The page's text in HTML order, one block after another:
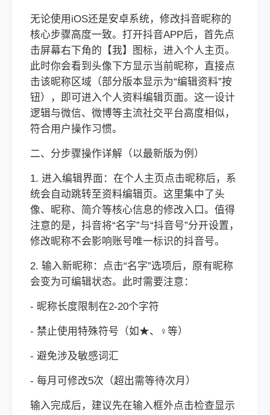
无论使用iOS还是安卓系统，修改抖音昵称的
核心步骤高度一致。打开抖音APP后，首先点
击屏幕右下角的【我】图标，进入个人主页。
此时你会看到头像下方显示当前昵称，直接点
击该昵称区域（部分版本显示为“编辑资料”按
钮），即可进入个人资料编辑页面。这一设计
逻辑与微信、微博等主流社交平台高度相似，
符合用户操作习惯。
二、分步骤操作详解（以最新版为例）
1. 进入编辑界面：在个人主页点击昵称后，系
统会自动跳转至资料编辑页。这里集中了头
像、昵称、简介等核心信息的修改入口。值得
注意的是，抖音将“名字”与“抖音号”分开设置，
修改昵称不会影响账号唯一标识的抖音号。
2. 输入新昵称：点击“名字”选项后，原有昵称
会变为可编辑状态。此时需要注意：
- 昵称长度限制在2-20个字符
- 禁止使用特殊符号（如★、♀等）
- 避免涉及敏感词汇
- 每月可修改5次（超出需等待次月）
输入完成后，建议先在输入框外点击检查显示